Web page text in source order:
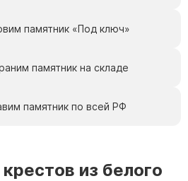
памятник «Под ключ»
памятник на складе
памятник по всей РФ
из белого